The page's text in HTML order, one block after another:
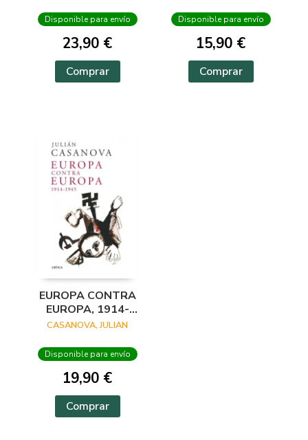
Disponible para envío
23,90 €
Comprar
Disponible para envío
15,90 €
Comprar
EUROPA CONTRA
EUROPA, 1914-
1945
CASANOVA, JULIAN
Disponible para envío
19,90 €
Comprar